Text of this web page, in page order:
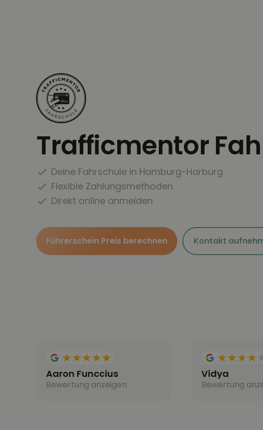
Trafficmentor
Deine Fahrschule in Hamburg-Harburg
Flexible Zahlungsmethoden
Direkt online anmelden
Führerschein Preis berechnen Kontakt
Aaron Funccius
Bewertung anzeigen
Vidya
Bewertung